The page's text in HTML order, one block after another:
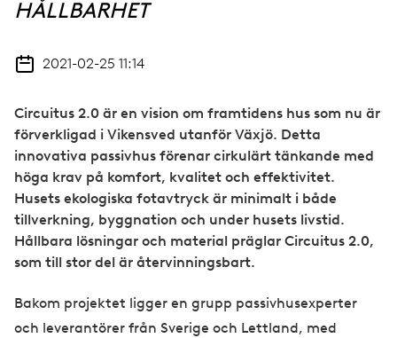
HÅLLBARHET
2021-02-25 11:14
Circuitus 2.0 är en vision om framtidens hus som nu är
förverkligad i Vikensved utanför Växjö. Detta
innovativa passivhus förenar cirkulärt tänkande med
höga krav på komfort, kvalitet och effektivitet.
Husets ekologiska fotavtryck är minimalt i både
tillverkning, byggnation och under husets livstid.
Hållbara lösningar och material präglar Circuitus 2.0,
som till stor del är återvinningsbart.
Bakom projektet ligger en grupp passivhusexperter
och leverantörer från Sverige och Lettland, med